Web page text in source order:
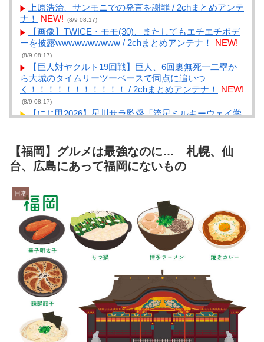
上原浩治、サンモニでの発言を謝罪 / 2chまとめアンテ
ナ！
NEW! (8/9 08:17)
【画像】TWICE・モモ(30)、またしてもエチエチボデ
ーを披露wwwwwwwwww / 2chまとめアンテナ！
NEW!
(8/9 08:17)
【巨人対ヤクルト19回戦】巨人、6回裏無死一二塁か
ら大城のタイムリーツーベースで同点に追いつ
く！！！！！！！！！！！ / 2chまとめアンテナ！
NEW!
(8/9 08:17)
【にじ甲2026】星川サラ監督「流星ミルキーウェイ学
【にじ甲2026】不破湊「ギラギラホスト高校」が甲子
園3連覇＆超名門到達で完結！公式戦通算52勝を叩き出
した堅実×大胆の神采配 / まとめるZ NEW!
す【オリジナルメガテン】 第三話 ナビゲーター、ア
カネ / まとめるZ
呼び名は100種類以上 「御座候」「回転焼き」
「暫」…あんこ入りのあの和菓子を関西では何と呼
ぶ？ 姫路では「御座候」米原では「暫」 関西圏を離
れると「大判焼き」に “境界線”を調査 / まとめる
Z NEW! (8/9 08:04)
何の気なしにまとめブログ回ってたら 10年も昔に描い
た絵が貼られてた【再】 / まとめるZ NEW! (8/9 08:04)
【絶望】学校の遠足「おやつは7000円までだぞ」 /
NEWまとめサイトアンテナ！ NEW! (8/9 08:00)
トー横キッズ、大人に失望「悩み相談しても○○されて
終わり。傷つくだけ」 / NEWまとめサイトアンテナ！
【福岡】グルメは最強なのに… 札幌、仙
台、広島にあって福岡にないもの
日常